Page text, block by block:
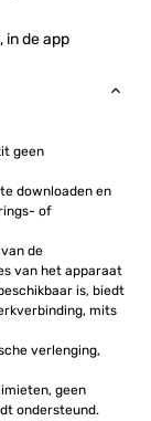
in de app
geen
downloaden en
of
de
van het apparaat
is, biedt
mits
verlenging,
geen
ondersteund.